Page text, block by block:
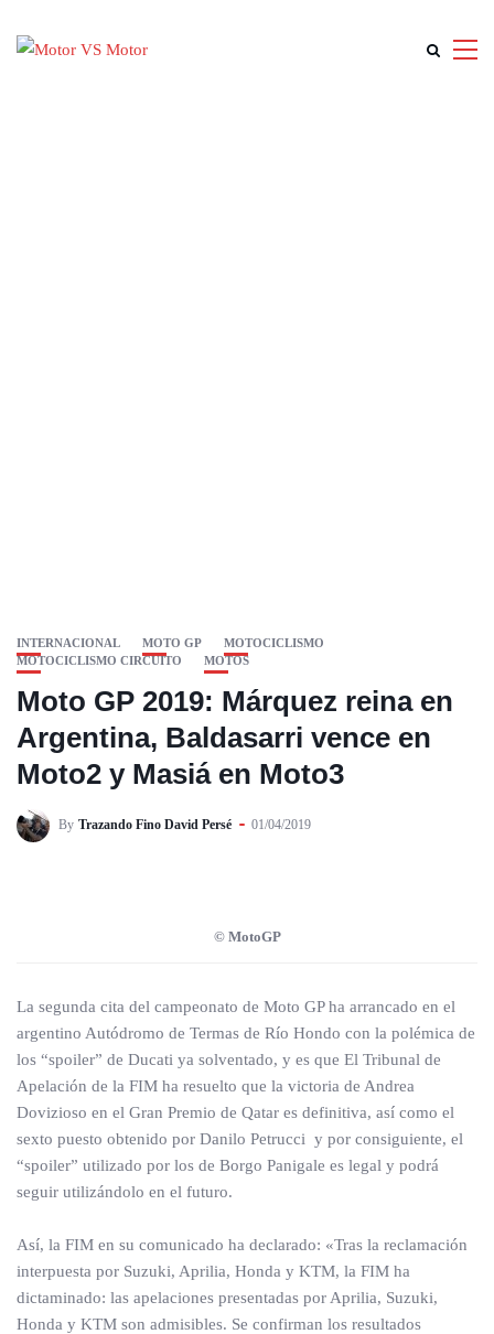
INTERNACIONAL MOTO GP
MOTOCICLISMO
MOTOCICLISMO CIRCUITO
MOTOS
Moto GP 2019: Márquez reina en
Argentina, Baldasarri vence en
Moto2 y Masiá en Moto3
By Trazando Fino David Persé 01/04/2019
© MotoGP
La segunda cita del campeonato de Moto GP ha arrancado en el
argentino Autódromo de Termas de Río Hondo con la polémica de
los “spoiler” de Ducati ya solventado, y es que El Tribunal de
Apelación de la FIM ha resuelto que la victoria de Andrea
Dovizioso en el Gran Premio de Qatar es definitiva, así como el
sexto puesto obtenido por Danilo Petrucci y por consiguiente, el
“spoiler” utilizado por los de Borgo Panigale es legal y podrá
seguir utilizándolo en el futuro.
Así, la FIM en su comunicado ha declarado: «Tras la reclamación
interpuesta por Suzuki, Aprilia, Honda y KTM, la FIM ha
dictaminado: las apelaciones presentadas por Aprilia, Suzuki,
Honda y KTM son admisibles. Se confirman los resultados